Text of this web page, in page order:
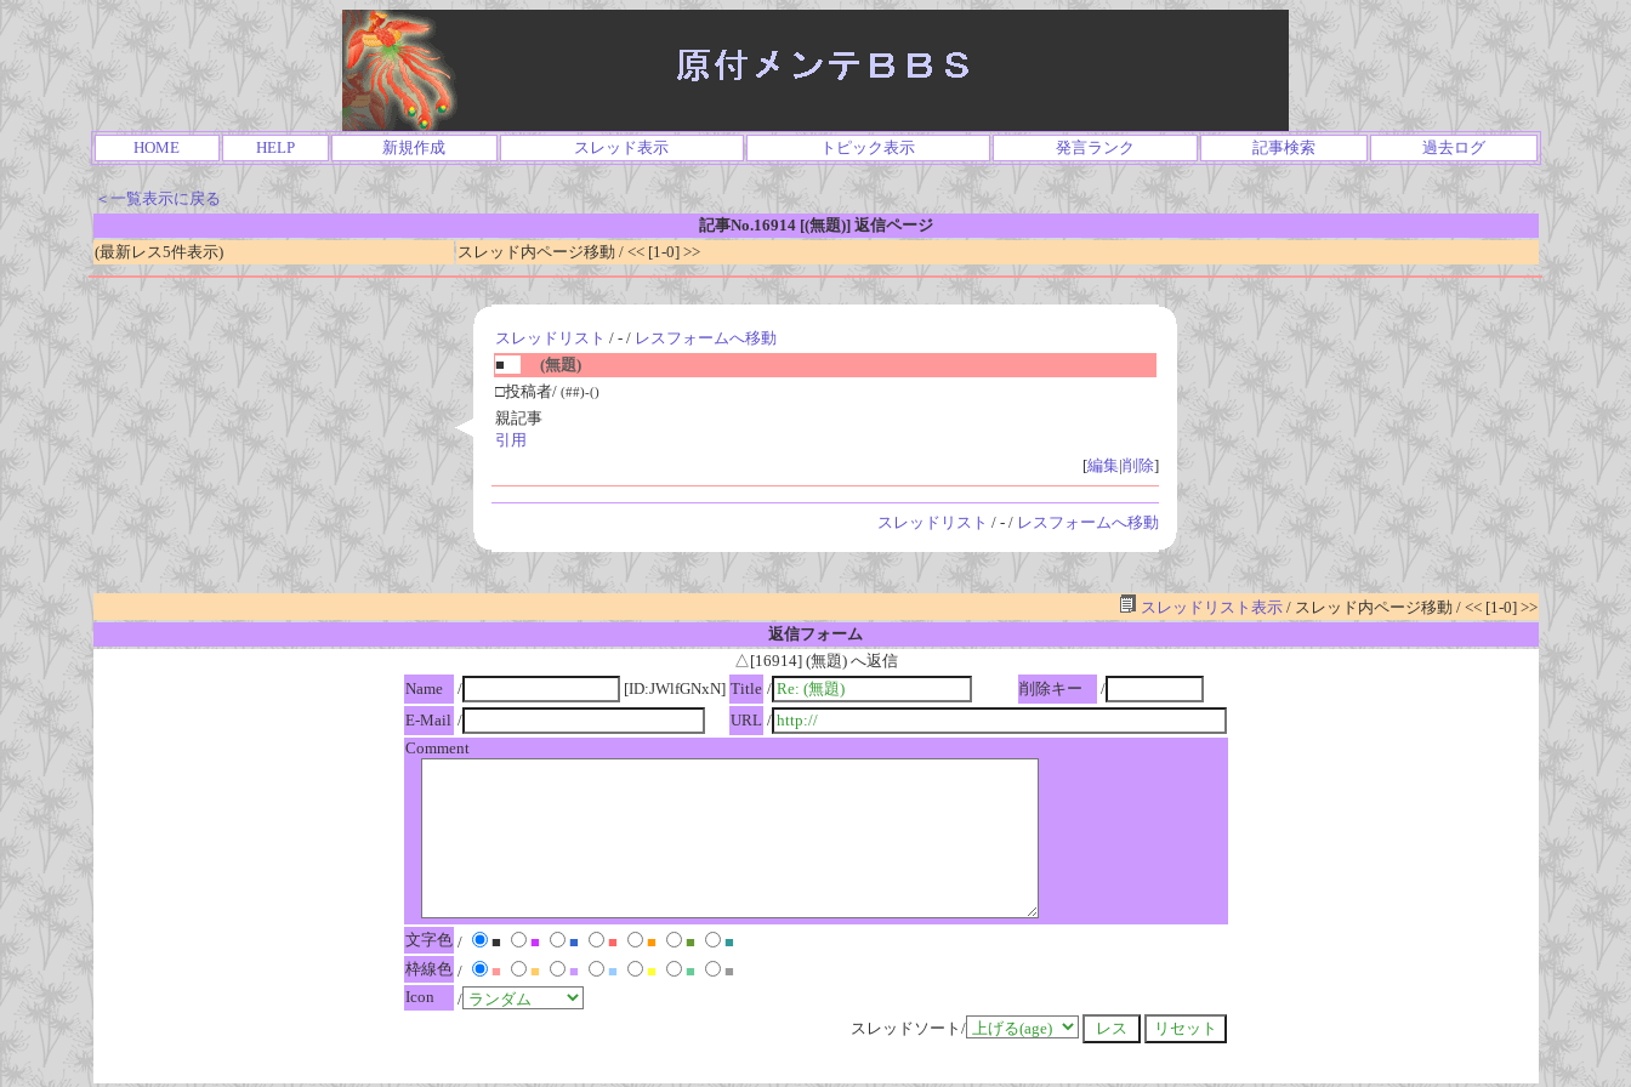
HOME HELP 新規作成 スレッド表示 トピック表示 発言ランク 記事検索 過去ログ
＜一覧表示に戻る
記事No.16914 [(無題)] 返信ページ
(最新レス5件表示)
スレッド内ページ移動 / << [1-0] >>
スレッドリスト / - / レスフォームへ移動
■
(無題)
□投稿者/ (##)-()
親記事
引用
[編集|削除]
スレッドリスト / - / レスフォームへ移動
スレッドリスト表示/ スレッド内ページ移動 / << [1-0] >>
返信フォーム
△[16914] (無題) へ返信
Name
/ [ID:JWlfGNxN] Title / 削除キー
/
E-Mail / URL /
Comment
文字色 / ■ ■ ■ ■ ■ ■
■
枠線色 / ■ ■ ■ ■ ■ ■
■
Icon
/
スレッドソート/